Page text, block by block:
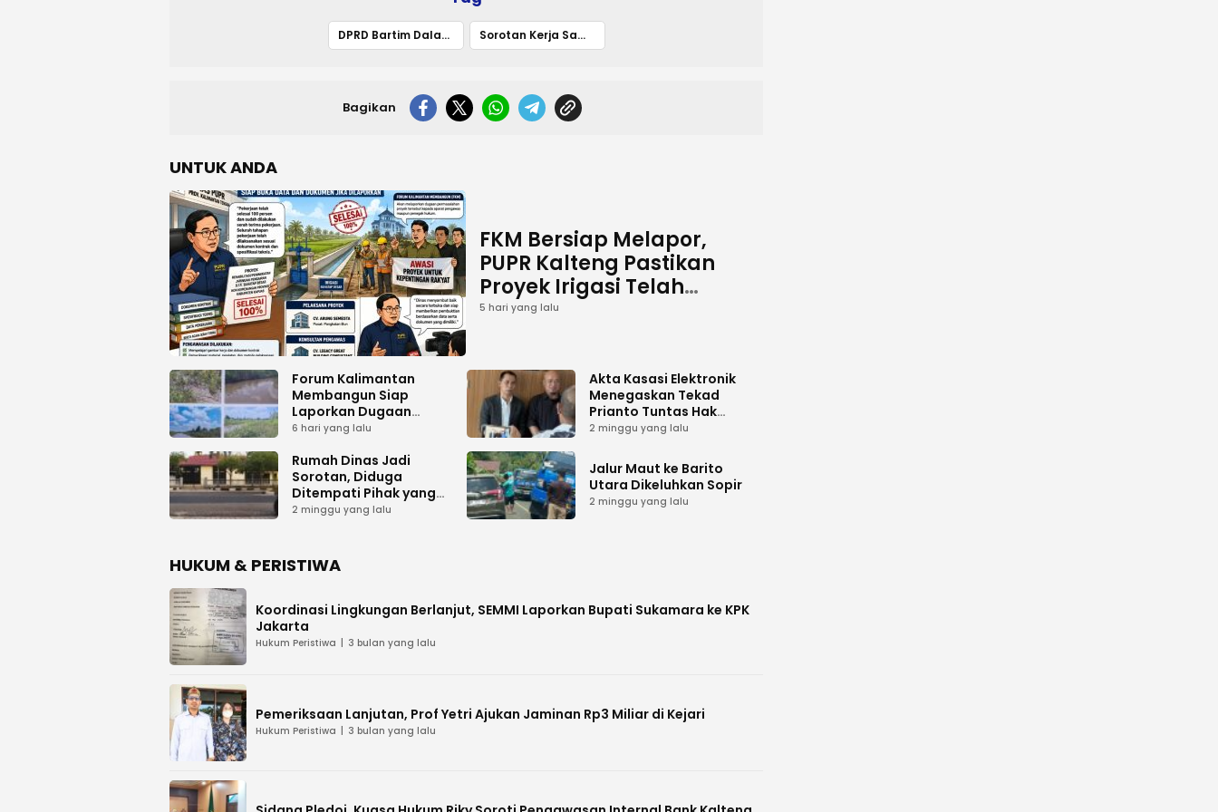
DPRD Bartim Dalami Polemik Kuota Angkutan Batu Bara Adaro Sorotan Kerja Sama hingga Dampak ke Daerah
Bagikan
UNTUK ANDA
FKM Bersiap Melapor,
PUPR Kalteng Pastikan
Proyek Irigasi Telah
Tuntas
5 hari yang lalu
Forum Kalimantan
Membangun Siap
Laporkan Dugaan
Proyek Bermasalah
6 hari yang lalu
Akta Kasasi Elektronik
Menegaskan Tekad
Prianto Tuntas Hak
Lahan ke Mahkamah
2 minggu yang lalu
Rumah Dinas Jadi
Sorotan, Diduga
Ditempati Pihak yang
Tak Berhak
2 minggu yang lalu
Jalur Maut ke Barito
Utara Dikeluhkan Sopir
2 minggu yang lalu
HUKUM & PERISTIWA
Koordinasi Lingkungan Berlanjut, SEMMI Laporkan Bupati Sukamara ke KPK
Jakarta
Hukum Peristiwa 3 bulan yang lalu
Pemeriksaan Lanjutan, Prof Yetri Ajukan Jaminan Rp3 Miliar di Kejari
Hukum Peristiwa 3 bulan yang lalu